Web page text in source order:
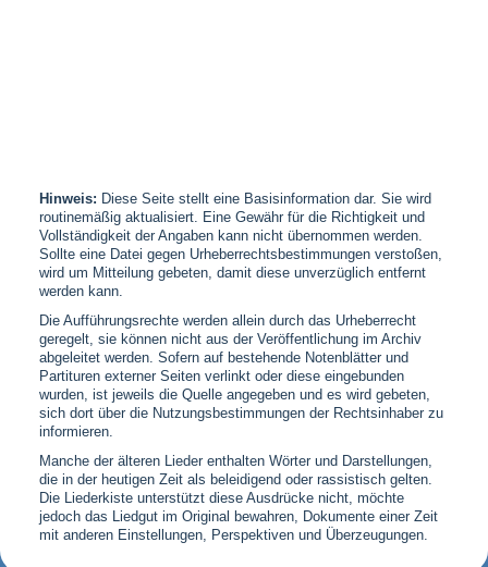
Hinweis: Diese Seite stellt eine Basisinformation dar. Sie wird
routinemäßig aktualisiert. Eine Gewähr für die Richtigkeit und
Vollständigkeit der Angaben kann nicht übernommen werden.
Sollte eine Datei gegen Urheberrechtsbestimmungen verstoßen,
wird um Mitteilung gebeten, damit diese unverzüglich entfernt
werden kann.
Die Aufführungsrechte werden allein durch das Urheberrecht
geregelt, sie können nicht aus der Veröffentlichung im Archiv
abgeleitet werden. Sofern auf bestehende Notenblätter und
Partituren externer Seiten verlinkt oder diese eingebunden
wurden, ist jeweils die Quelle angegeben und es wird gebeten,
sich dort über die Nutzungsbestimmungen der Rechtsinhaber zu
informieren.
Manche der älteren Lieder enthalten Wörter und Darstellungen,
die in der heutigen Zeit als beleidigend oder rassistisch gelten.
Die Liederkiste unterstützt diese Ausdrücke nicht, möchte
jedoch das Liedgut im Original bewahren, Dokumente einer Zeit
mit anderen Einstellungen, Perspektiven und Überzeugungen.